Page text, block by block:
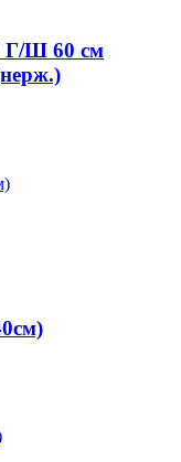
Г/Ш 60 см